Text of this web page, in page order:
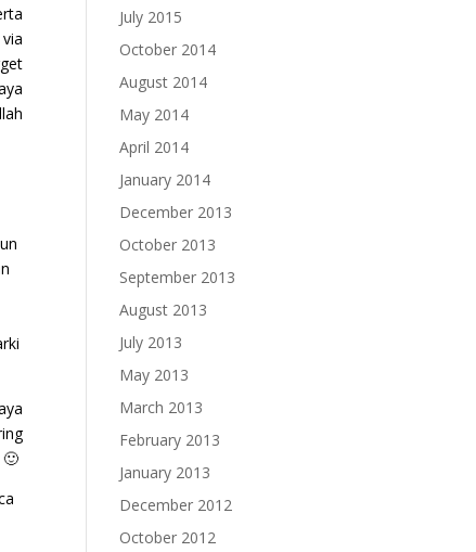
July 2015
October 2014
August 2014
May 2014
April 2014
January 2014
December 2013
October 2013
September 2013
August 2013
July 2013
May 2013
March 2013
February 2013
January 2013
December 2012
October 2012